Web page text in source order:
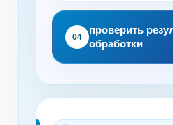
04
проверить
обработки